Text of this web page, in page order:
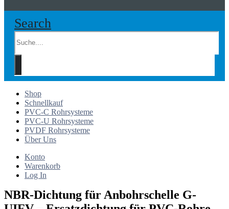
Search
Shop
Schnellkauf
PVC-C Rohrsysteme
PVC-U Rohrsysteme
PVDF Rohrsysteme
Über Uns
Konto
Warenkorb
Log In
NBR-Dichtung für Anbohrschelle G-